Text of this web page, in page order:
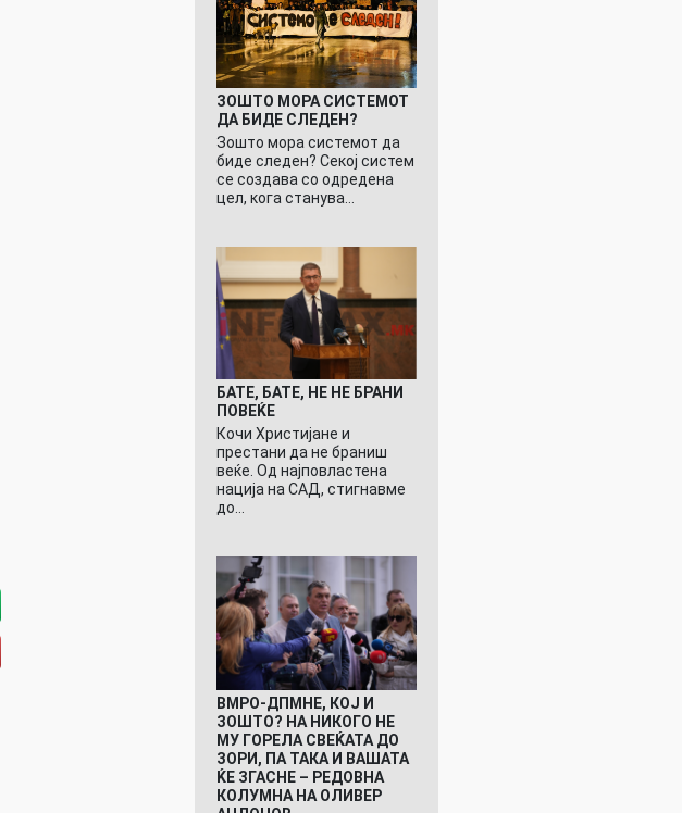
ЗОШТО МОРА СИСТЕМОТ
ДА БИДЕ СЛЕДЕН?
Зошто мора системот да
биде следен? Секој систем
се создава со одредена
цел, кога станува…
БАТЕ, БАТЕ, НЕ НЕ БРАНИ
ПОВЕЌЕ
Кочи Христијане и
престани да не браниш
веќе. Од најповластена
нација на САД, стигнавме
до…
ВМРО-ДПМНЕ, КОЈ И
ЗОШТО? НА НИКОГО НЕ
МУ ГОРЕЛА СВЕЌАТА ДО
ЗОРИ, ПА ТАКА И ВАШАТА
ЌЕ ЗГАСНЕ – РЕДОВНА
КОЛУМНА НА ОЛИВЕР